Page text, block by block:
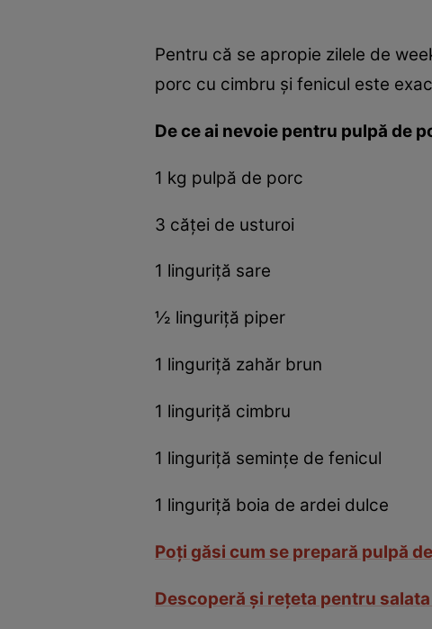
Pentru că se apropie zilele de
porc cu cimbru și fenicul este
De ce ai nevoie pentru pulpă de
1 kg pulpă de porc
3 căței de usturoi
1 linguriță sare
½ linguriță piper
1 linguriță zahăr brun
1 linguriță cimbru
1 linguriță semințe de fenicul
1 linguriță boia de ardei dulce
Poți găsi cum se prepară pulpă
Descoperă și rețeta pentru